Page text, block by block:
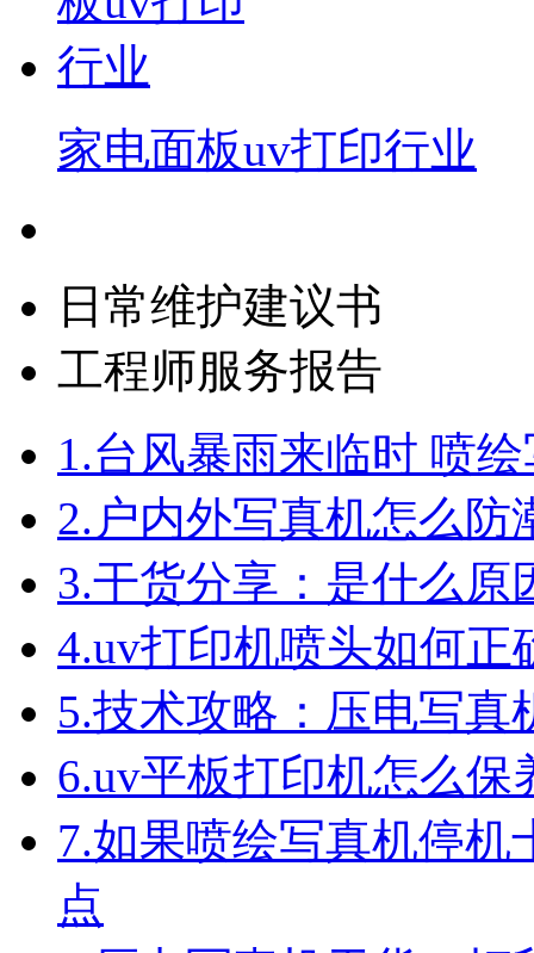
家电面板uv打印行业
日常维护建议书
工程师服务报告
1.台风暴雨来临时 喷
2. 户内外写真机怎么
3.干货分享：是什么原
4.uv打印机喷头如何正
5.技术攻略：压电写真
6.uv平板打印机怎么保
7.如果喷绘写真机停机
点